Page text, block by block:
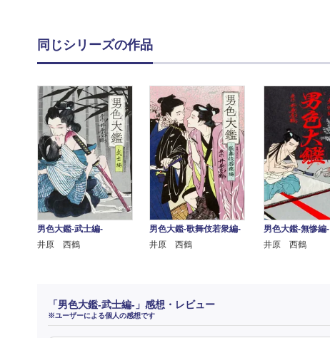
同じシリーズの作品
男色大鑑-武士編-
井原 西鶴
男色大鑑-歌舞伎若衆編-
井原 西鶴
男色大鑑-無惨編-
井原 西鶴
「男色大鑑-武士編-」感想・レビュー
※ユーザーによる個人の感想です